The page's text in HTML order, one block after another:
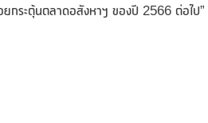
กระตุ้นตลาดอสังหาฯ ของปี 2566 ต่อไป